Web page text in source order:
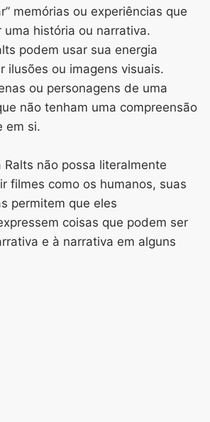
memórias ou experiências que
uma história ou narrativa.
podem usar sua energia
ilusões ou imagens visuais.
ou personagens de uma
não tenham uma compreensão
em si.
não possa literalmente
filmes como os humanos, suas
permitem que eles
coisas que podem ser
e à narrativa em alguns